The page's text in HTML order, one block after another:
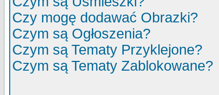
Czy mogę dodawać Obrazki?
Czym są Ogłoszenia?
Czym są Tematy Przyklejone?
Czym są Tematy Zablokowane?